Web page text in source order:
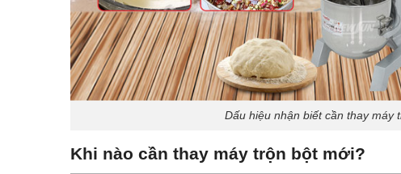
Dấu hiệu nhận biết cần thay máy
Khi nào cần thay máy trộn bột mới?